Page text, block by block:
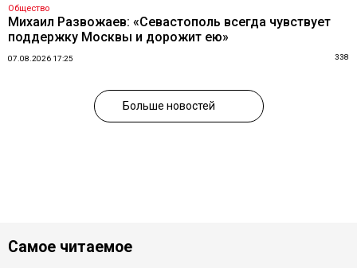
Общество
Михаил Развожаев: «Севастополь всегда чувствует
поддержку Москвы и дорожит ею»
07.08.2026 17:25 338
Больше новостей
Самое читаемое